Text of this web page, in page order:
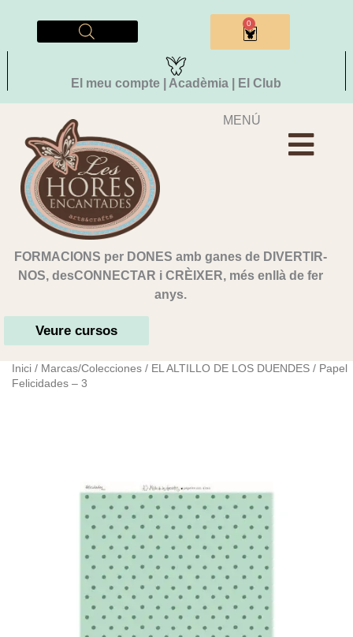
El meu compte | Acadèmia | El Club
0
Cistella
FORMACIONS per DONES amb ganes de DIVERTIR-
NOS, desCONNECTAR i CRÈIXER, més enllà de fer
anys.
Veure cursos
MENÚ
Inici / Marcas/Colecciones / EL ALTILLO DE LOS DUENDES / Papel
Felicidades – 3